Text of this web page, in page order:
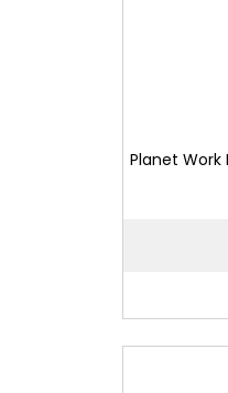
Planet